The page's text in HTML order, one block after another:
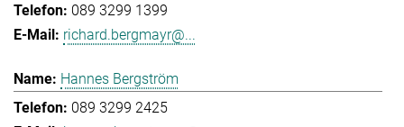
089 3299 1399
richard.bergmayr@...
Hannes Bergström
089 3299 2425